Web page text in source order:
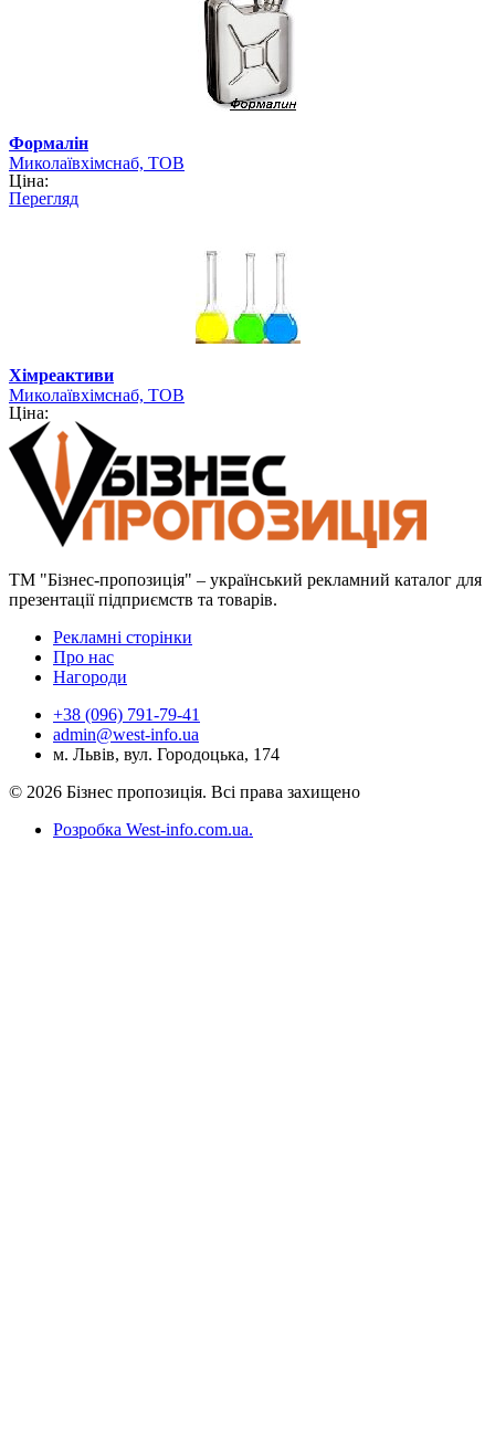
Формалін
Миколаївхімснаб, ТОВ
Ціна:
Перегляд
Хімреактиви
Миколаївхімснаб, ТОВ
Ціна:
ТМ "Бізнес-пропозиція" – український рекламний каталог для
презентації підприємств та товарів.
Рекламні сторінки
Про нас
Нагороди
+38 (096) 791-79-41
admin@west-info.ua
м. Львів, вул. Городоцька, 174
© 2026 Бізнес пропозиція. Всі права захищено
Розробка West-info.com.ua.